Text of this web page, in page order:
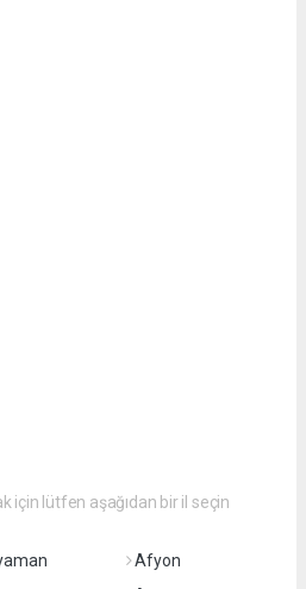
için lütfen aşağıdan bir il seçin
Afyon